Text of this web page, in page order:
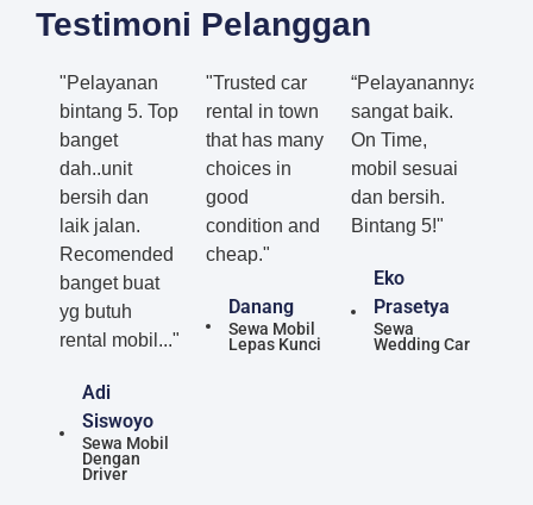
Testimoni Pelanggan
"Pelayanan
bintang 5. Top
banget
dah..unit
bersih dan
laik jalan.
Recomended
banget buat
yg butuh
rental mobil..."
Adi
Siswoyo
Sewa Mobil
Dengan
Driver
"Trusted car
rental in town
that has many
choices in
good
condition and
cheap."
Danang
Sewa Mobil
Lepas Kunci
“Pelayanannya
sangat baik.
On Time,
mobil sesuai
dan bersih.
Bintang 5!"
Eko
Prasetya
Sewa
Wedding Car